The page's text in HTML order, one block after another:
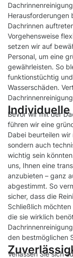
Herausforderungen
Dachrinnen
Vorgehensweise
setzen wir auf
Personal, um eine
gewährleisten. So
funktionstüchtig
Wasserschäden.
Bevor wir mit der
führen wir eine
Dabei beurteilen
sondern auch
wichtig sein
uns, Ihnen eine
anzubieten – ganz
abgestimmt. So
sicher, dass die
Schließlich
die sie wirklich
den bestmöglichen
Verlassen Sie sich